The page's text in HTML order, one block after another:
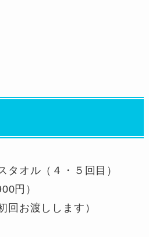
タオル（４・５回目）
円）
回お渡しします）